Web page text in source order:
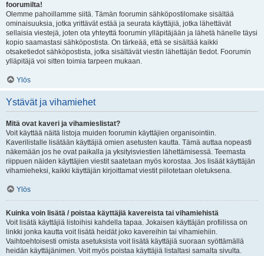
foorumilta!
Olemme pahoillamme siitä. Tämän foorumin sähköpostilomake sisältää
ominaisuuksia, jotka yrittävät estää ja seurata käyttäjiä, jotka lähettävät
sellaisia viestejä, joten ota yhteyttä foorumin ylläpitäjään ja lähetä hänelle täysi
kopio saamastasi sähköpostista. On tärkeää, että se sisältää kaikki
otsaketiedot sähköpostista, jotka sisältävät viestin lähettäjän tiedot. Foorumin
ylläpitäjä voi sitten toimia tarpeen mukaan.
Ylös
Ystävät ja vihamiehet
Mitä ovat kaveri ja vihamieslistat?
Voit käyttää näitä listoja muiden foorumin käyttäjien organisointiin.
Kaverilistalle lisätään käyttäjiä omien asetusten kautta. Tämä auttaa nopeasti
näkemään jos he ovat paikalla ja yksityisviestien lähettämisessä. Teemasta
riippuen näiden käyttäjien viestit saatetaan myös korostaa. Jos lisäät käyttäjän
vihamieheksi, kaikki käyttäjän kirjoittamat viestit piilotetaan oletuksena.
Ylös
Kuinka voin lisätä / poistaa käyttäjiä kavereista tai vihamiehistä
Voit lisätä käyttäjiä listoihisi kahdella tapaa. Jokaisen käyttäjän profiilissa on
linkki jonka kautta voit lisätä heidät joko kavereihin tai vihamiehiin.
Vaihtoehtoisesti omista asetuksista voit lisätä käyttäjiä suoraan syöttämällä
heidän käyttäjänimen. Voit myös poistaa käyttäjiä listaltasi samalta sivulta.